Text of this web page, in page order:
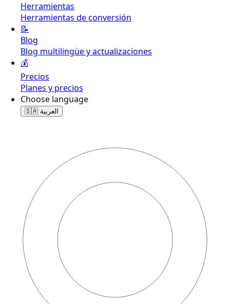
Herramientas
Herramientas de conversión
📝
Blog
Blog multilingüe y actualizaciones
💰
Precios
Planes y precios
Choose language
🇸🇦 العربية